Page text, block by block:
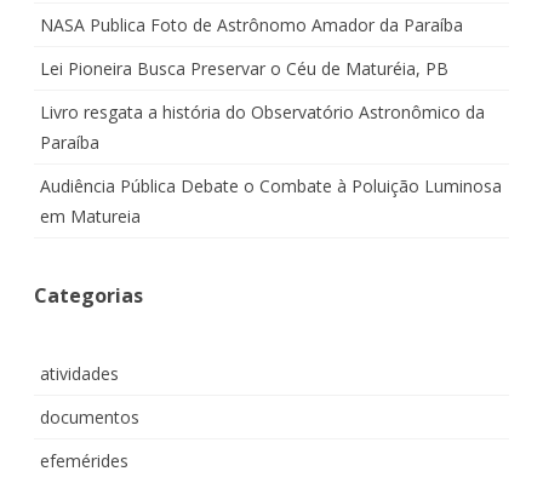
NASA Publica Foto de Astrônomo Amador da Paraíba
Lei Pioneira Busca Preservar o Céu de Maturéia, PB
Livro resgata a história do Observatório Astronômico da
Paraíba
Audiência Pública Debate o Combate à Poluição Luminosa
em Matureia
Categorias
atividades
documentos
efemérides